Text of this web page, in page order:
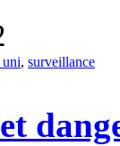
uni, surveillance